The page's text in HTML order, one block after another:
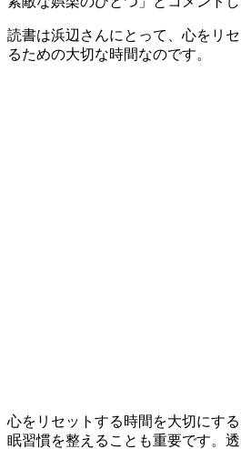
読書は浜辺さんにとって、心をリ
るための大切な時間なのです。
心をリセットする時間を大切にす
眠習慣を整えることも重要です。